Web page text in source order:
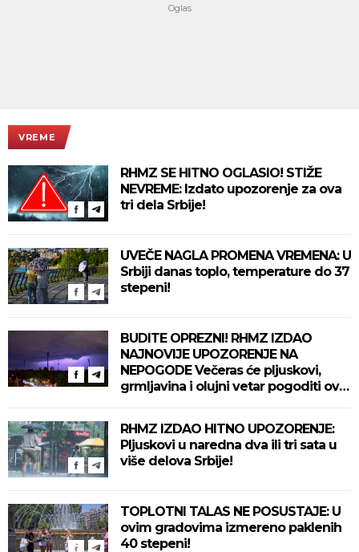
VREME
RHMZ SE HITNO OGLASIO! STIŽE
NEVREME: Izdato upozorenje za ova
tri dela Srbije!
UVEČE NAGLA PROMENA VREMENA: U
Srbiji danas toplo, temperature do 37
stepeni!
BUDITE OPREZNI! RHMZ IZDAO
NAJNOVIJE UPOZORENJE NA
NEPOGODE Večeras će pljuskovi,
grmljavina i olujni vetar pogoditi ove
RHMZ IZDAO HITNO UPOZORENJE:
Pljuskovi u naredna dva ili tri sata u
više delova Srbije!
TOPLOTNI TALAS NE POSUSTAJE: U
ovim gradovima izmereno paklenih
40 stepeni!